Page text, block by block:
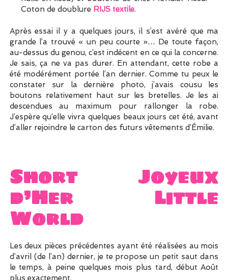
Coton de doublure RIJS textile.
Après essai il y a quelques jours, il s’est avéré que ma
grande l’a trouvé « un peu courte »… De toute façon,
au-dessus du genou, c’est indécent en ce qui la concerne.
Je sais, ça ne va pas durer. En attendant, cette robe a
été modérément portée l’an dernier. Comme tu peux le
constater sur la dernière photo, j’avais cousu les
boutons relativement haut sur les bretelles. Je les ai
descendues au maximum pour rallonger la robe.
J’espère qu’elle vivra quelques beaux jours cet été, avant
d’aller rejoindre le carton des futurs vêtements d’Émilie.
Short Joyeux
d’Her Little
World
Les deux pièces précédentes ayant été réalisées au mois
d’avril (de l’an) dernier, je te propose un petit saut dans
le temps, à peine quelques mois plus tard, début Août
plus exactement.